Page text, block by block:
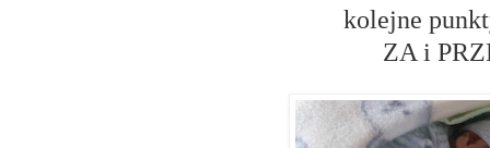
kolejne
ZA i